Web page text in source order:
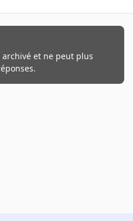
et ne peut plus